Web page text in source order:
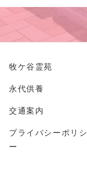
牧ケ谷霊苑
永代供養
交通案内
プライバシーポリシ
ー